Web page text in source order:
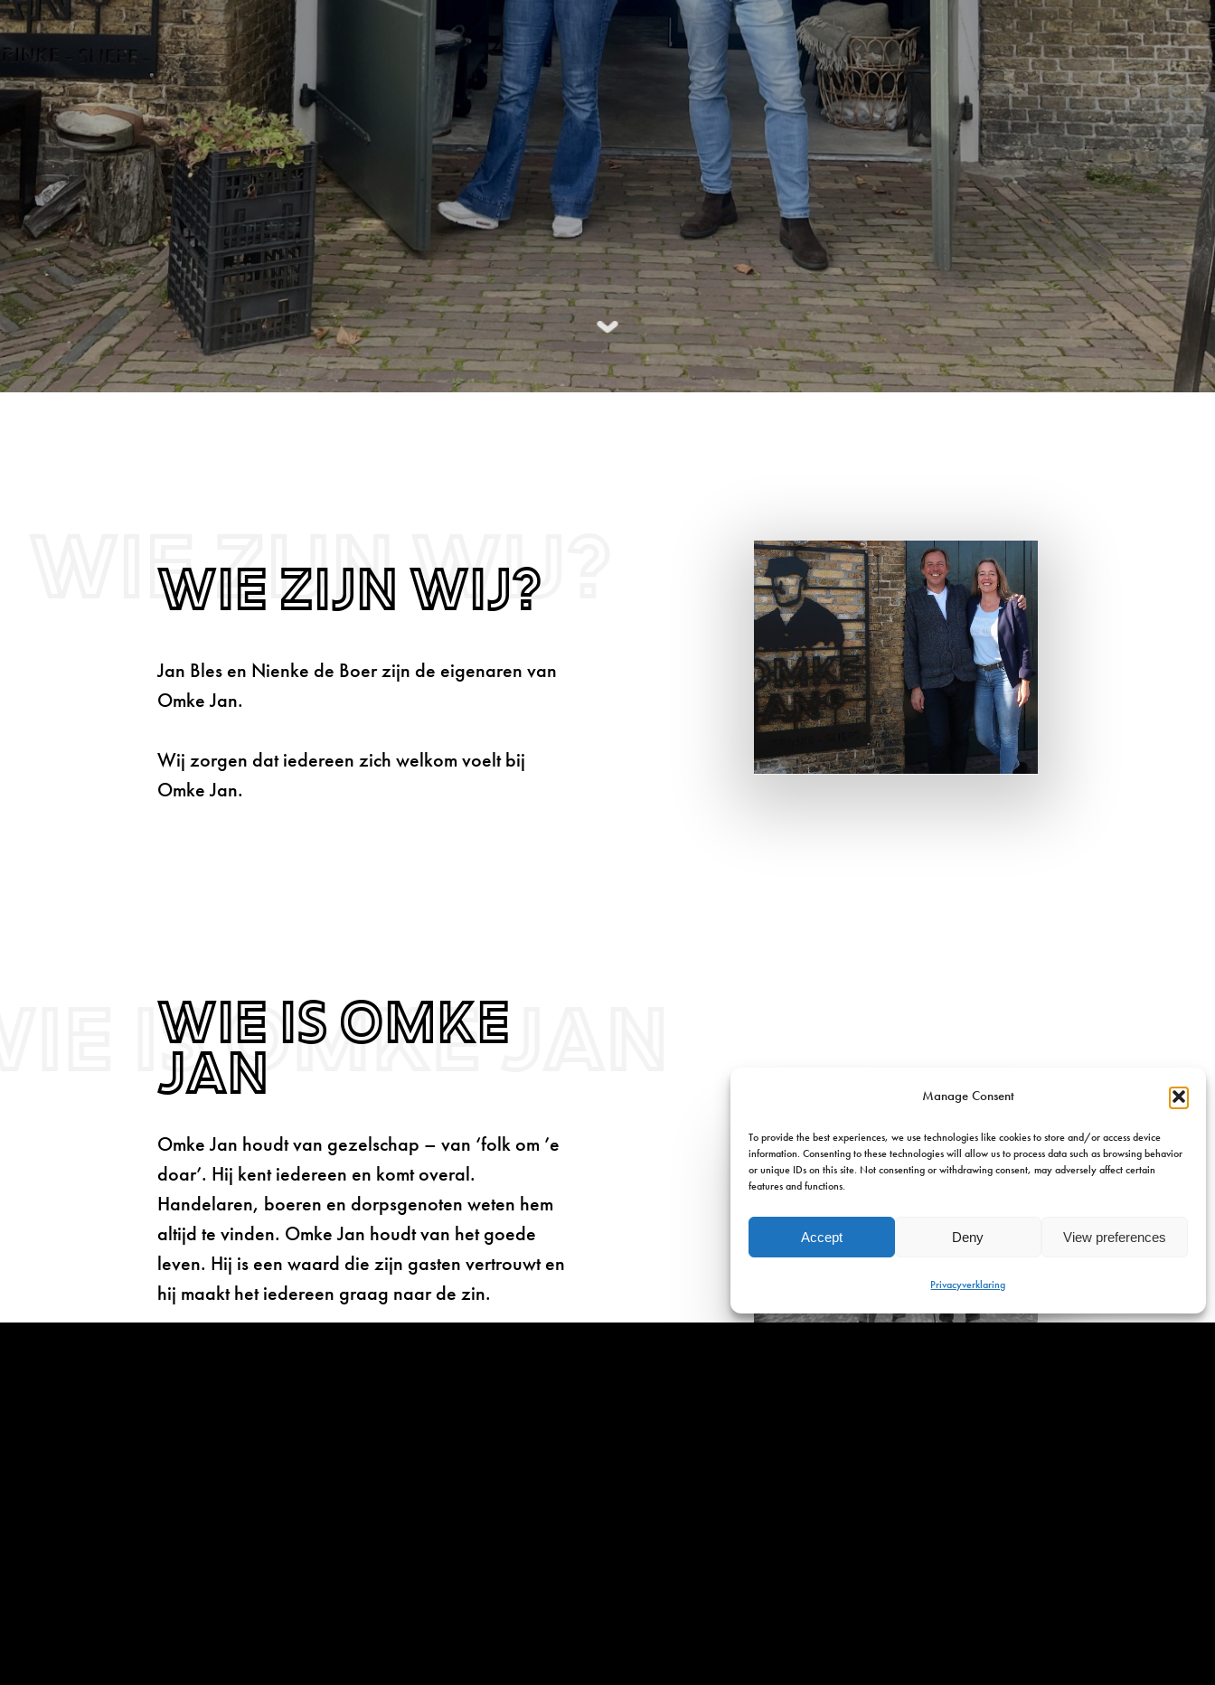
Manage Consent
To provide the best experiences, we use technologies like cookies to store and/or access device
information. Consenting to these technologies will allow us to process data such as browsing behavior
or unique IDs on this site. Not consenting or withdrawing consent, may adversely affect certain
features and functions.
Accept Deny View preferences
Privacyverklaring
Wie zijn wij?
Wie zijn wij?
Jan Bles en Nienke de Boer zijn de eigenaren van
Omke Jan.
Wij zorgen dat iedereen zich welkom voelt bij
Omke Jan.
Wie is Omke
Jan
is Omke Jan
Omke Jan houdt van gezelschap – van ‘folk om ’e
doar’. Hij kent iedereen en komt overal.
Handelaren, boeren en dorpsgenoten weten hem
altijd te vinden. Omke Jan houdt van het goede
leven. Hij is een waard die zijn gasten vertrouwt en
hij maakt het iedereen graag naar de zin.